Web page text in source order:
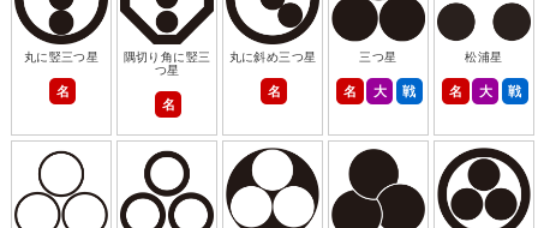
丸に竪三つ星
名
隅切り角に竪三
つ星
名
丸に斜め三つ星
名
三つ星
名 大 戦
松浦星
名 大 戦